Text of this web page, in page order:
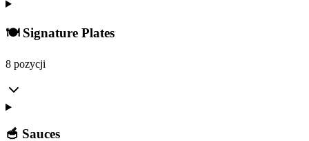
🍽️ Signature Plates
8 pozycji
🥣 Sauces